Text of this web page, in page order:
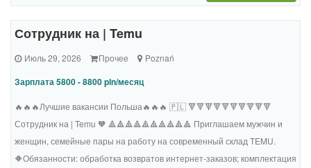
Сотрудник на | Temu
Июль 29, 2026 Прочее Poznań
Зарплата 5800 - 8800 pln/месяц
🔥🔥🔥Лучшие вакансии Польша🔥🔥🔥 🇵🇱 🔻🔻🔻🔻🔻🔻🔻🔻🔻🔻
Сотрудник на | Temu 🧡 🔺🔺🔺🔺🔺🔺🔺🔺🔺🔺 Приглашаем мужчин и
женщин, семейные пары на работу на современный склад TEMU.
🔶Обязанности: обработка возвратов интернет-заказов; комплектация